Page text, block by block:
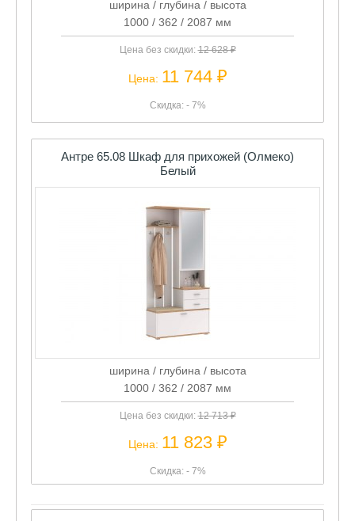
ширина / глубина / высота
1000 / 362 / 2087 мм
Цена без скидки:12 628 ₽
Цена: 11 744 ₽
Скидка: - 7%
Антре 65.08 Шкаф для прихожей (Олмеко)
Белый
ширина / глубина / высота
1000 / 362 / 2087 мм
Цена без скидки:12 713 ₽
Цена: 11 823 ₽
Скидка: - 7%